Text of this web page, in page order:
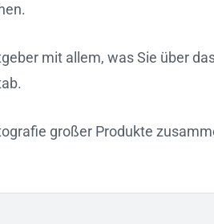
mit allem, was Sie über
großer Produkte